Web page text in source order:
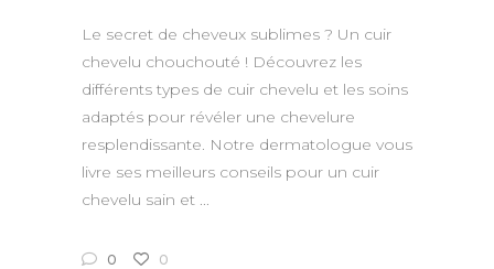
Le secret de cheveux sublimes ? Un cuir
chevelu chouchouté ! Découvrez les
différents types de cuir chevelu et les soins
adaptés pour révéler une chevelure
resplendissante. Notre dermatologue vous
livre ses meilleurs conseils pour un cuir
chevelu sain et
0 0